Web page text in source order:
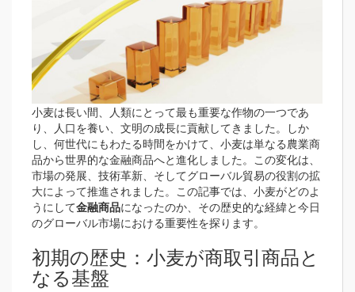
小麦は長い間、人類にとって最も重要な作物の一つであ
り、人口を養い、文明の成長に貢献してきました。しか
し、何世代にもわたる時間をかけて、小麦は単なる農業商
品から世界的な金融商品へと進化しました。この変化は、
市場の発展、技術革新、そしてグローバル貿易の役割の拡
大によって推進されました。この記事では、小麦がどのよ
うにして金融商品になったのか、その歴史的な経緯と今日
のグローバル市場における重要性を探ります。
初期の歴史：小麦が商取引商品と
なる基盤